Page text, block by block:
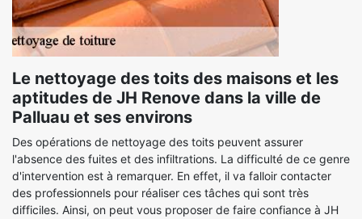
Le nettoyage des toits des maisons et les
aptitudes de JH Renove dans la ville de
Palluau et ses environs
Des opérations de nettoyage des toits peuvent assurer
l'absence des fuites et des infiltrations. La difficulté de ce genre
d'intervention est à remarquer. En effet, il va falloir contacter
des professionnels pour réaliser ces tâches qui sont très
difficiles. Ainsi, on peut vous proposer de faire confiance à JH